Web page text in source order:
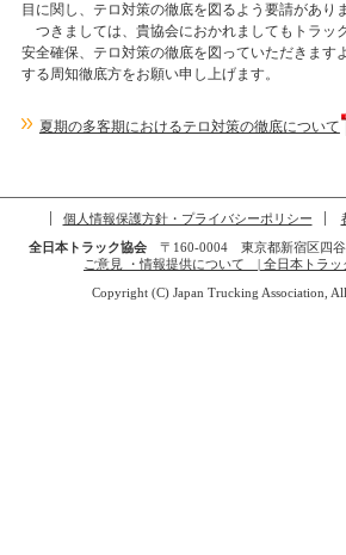
目に関し、テロ対策の徹底を図るよう要請があり
つきましては、貴協会におかれましてもトラッ
安全確保、テロ対策の徹底を図っていただきます
する周知徹底方をお願い申し上げます。
夏期の多客期におけるテロ対策の徹底について
個人情報保護方針・プライバシーポリシー
全日本トラック協会〒160-0004 東京都新宿区四谷
ご意見 ・情報提供について | 全日本トラッ
Copyright (C) Japan Trucking Association, All